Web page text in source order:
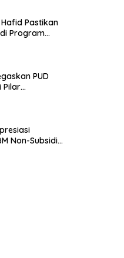
Pastikan
Program
PUD
Pilar
Non-Subsidi,